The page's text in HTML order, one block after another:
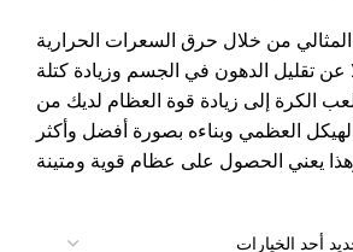
من خلال حرق السعرات الحرارية
عن تقليل الدهون في الجسم وزيادة كتلة
الكرة إلى زيادة قوة العظام لديك من
العظمي وبناءه بصورة أفضل وأكثر
يعني الحصول على عظام قوية ومتينة